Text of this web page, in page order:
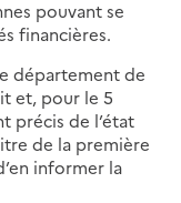
pouvant se
financières.
département de
et, pour le 5
précis de l’état
de la première
informer la